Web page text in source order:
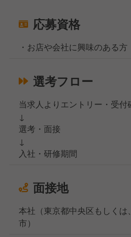
応募資格
・お店や会社に興味のある方
選考フロー
当求人よりエントリー・受付
↓
選考・面接
↓
入社・研修期間
面接地
本社（東京都中央区もしくは
市）